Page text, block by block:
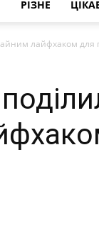
РІЗНЕ
лайфхаком для